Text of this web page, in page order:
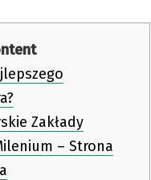
Zakłady
– Strona